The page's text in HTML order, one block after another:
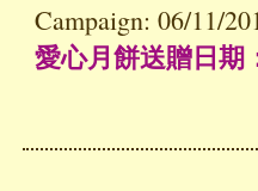
Campaign: 06/11/
愛心月餅送贈日期